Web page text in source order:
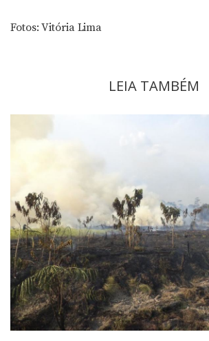
Fotos: Vitória Lima
LEIA TAMBÉM